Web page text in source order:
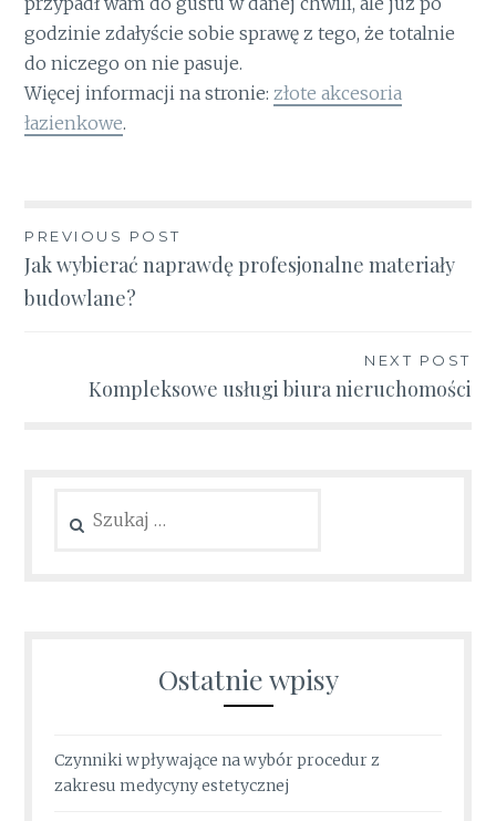
godzinie zdałyście sobie sprawę z tego, że totalnie
do niczego on nie pasuje.
Więcej informacji na stronie:złote akcesoria
łazienkowe.
Nawigacja
wpisu
PREVIOUS POST
Jak wybierać naprawdę profesjonalne materiały
budowlane?
NEXT POST
Kompleksowe usługi biura nieruchomości
Ostatnie wpisy
Czynniki wpływające na wybór procedur z
zakresu medycyny estetycznej